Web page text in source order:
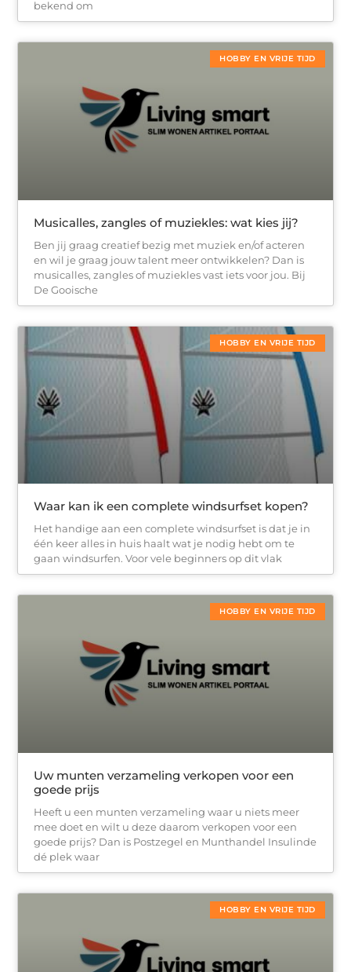
bekend om
HOBBY EN VRIJE TIJD
Musicalles, zangles of muziekles: wat kies jij?
Ben jij graag creatief bezig met muziek en/of acteren
en wil je graag jouw talent meer ontwikkelen? Dan is
musicalles, zangles of muziekles vast iets voor jou. Bij
De Gooische
HOBBY EN VRIJE TIJD
Waar kan ik een complete windsurfset kopen?
Het handige aan een complete windsurfset is dat je in
één keer alles in huis haalt wat je nodig hebt om te
gaan windsurfen. Voor vele beginners op dit vlak
HOBBY EN VRIJE TIJD
Uw munten verzameling verkopen voor een
goede prijs
Heeft u een munten verzameling waar u niets meer
mee doet en wilt u deze daarom verkopen voor een
goede prijs? Dan is Postzegel en Munthandel Insulinde
dé plek waar
HOBBY EN VRIJE TIJD